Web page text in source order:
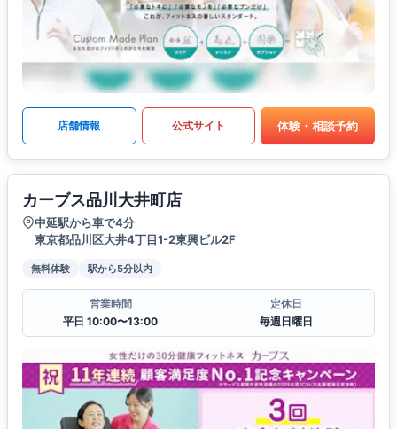
店舗情報 公式サイト 体験・相談予約
カーブス品川大井町店
中延駅から車で4分
東京都品川区大井4丁目1-2東興ビル2F
無料体験 駅から5分以内
営業時間
平日 10:00〜13:00
定休日
毎週日曜日